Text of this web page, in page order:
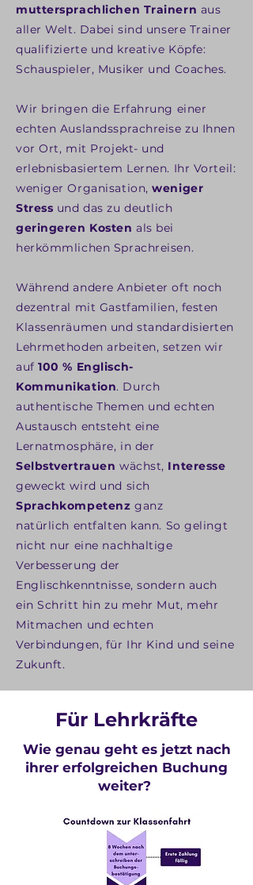
muttersprachlichen Trainern aus
aller Welt. Dabei sind unsere Trainer
qualifizierte und kreative Köpfe:
Schauspieler, Musiker und Coaches.
Wir bringen die Erfahrung einer
echten Auslandssprachreise zu Ihnen
vor Ort, mit Projekt- und
erlebnisbasiertem Lernen. Ihr Vorteil:
weniger Organisation,weniger
Stress und das zu deutlich
geringeren Kosten als bei
herkömmlichen Sprachreisen.
Während andere Anbieter oft noch
dezentral mit Gastfamilien, festen
Klassenräumen und standardisierten
Lehrmethoden arbeiten, setzen wir
auf 100 % Englisch-
Kommunikation. Durch
authentische Themen und echten
Austausch entsteht eine
Lernatmosphäre, in der
Selbstvertrauen wächst, Interesse
geweckt wird und sich
Sprachkompetenz ganz
natürlich entfalten kann. So gelingt
nicht nur eine nachhaltige
Verbesserung der
Englischkenntnisse, sondern auch
ein Schritt hin zu mehr Mut, mehr
Mitmachen und echten
Verbindungen, für Ihr Kind und seine
Zukunft.
Für Lehrkräfte
Wie genau geht es jetzt nach
ihrer erfolgreichen Buchung
weiter?